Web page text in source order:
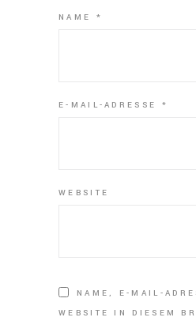
NAME *
E-MAIL-ADRESSE *
WEBSITE
NAME, E-MAIL-
WEBSITE IN DIESEM